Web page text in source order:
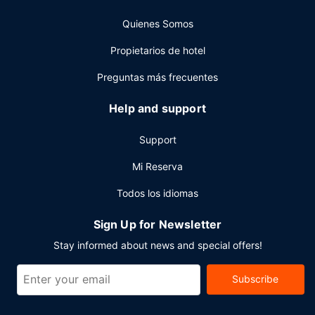
atención multilingüe a tu disposición. Hay un aparcamiento
Quienes Somos
Propietarios de hotel
Preguntas más frecuentes
Help and support
Support
Mi Reserva
Todos los idiomas
Sign Up for Newsletter
Stay informed about news and special offers!
Subscribe